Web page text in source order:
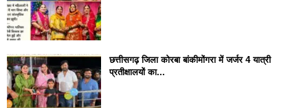
छत्तीसगढ़ जिला कोरबा बांकीमोंगरा में जर्जर 4 यात्री
प्रतीक्षालयों का...